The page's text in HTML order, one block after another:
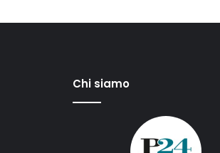
Chi siamo